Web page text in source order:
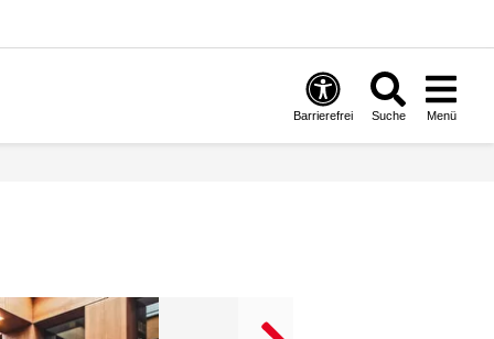
Barrierefrei Suche Menü